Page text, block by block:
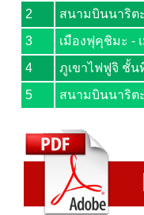
2
สนามบินนาริต
3
เมืองฟุคุชิมะ -
4
ภูเขาไฟฟูจิ ชั้น
5
สนามบินนาริต